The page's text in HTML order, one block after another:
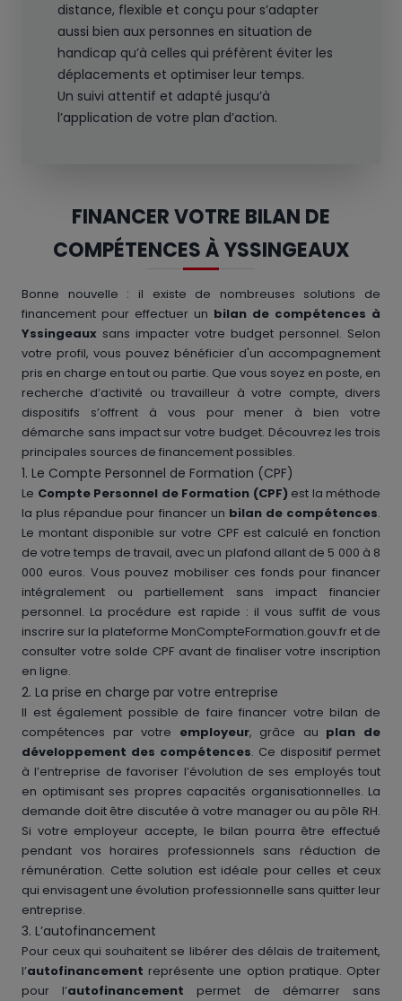
distance, flexible et conçu pour s’adapter
aussi bien aux personnes en situation de
handicap qu’à celles qui préfèrent éviter les
déplacements et optimiser leur temps.
Un suivi attentif et adapté jusqu’à
l’application de votre plan d’action.
FINANCER VOTRE BILAN DE
COMPÉTENCES À YSSINGEAUX
Bonne nouvelle : il existe de nombreuses solutions de
financement pour effectuer un bilan de compétences à
Yssingeaux sans impacter votre budget personnel. Selon
votre profil, vous pouvez bénéficier d'un accompagnement
pris en charge en tout ou partie. Que vous soyez en poste, en
recherche d’activité ou travailleur à votre compte, divers
dispositifs s’offrent à vous pour mener à bien votre
démarche sans impact sur votre budget. Découvrez les trois
principales sources de financement possibles.
1. Le Compte Personnel de Formation (CPF)
Le Compte Personnel de Formation (CPF)est la méthode
la plus répandue pour financer un bilan de compétences.
Le montant disponible sur votre CPF est calculé en fonction
de votre temps de travail, avec un plafond allant de 5 000 à 8
000 euros. Vous pouvez mobiliser ces fonds pour financer
intégralement ou partiellement sans impact financier
personnel. La procédure est rapide : il vous suffit de vous
inscrire sur la plateforme MonCompteFormation.gouv.fr et de
consulter votre solde CPF avant de finaliser votre inscription
en ligne.
2. La prise en charge par votre entreprise
Il est également possible de faire financer votre bilan de
compétences par votre employeur, grâce au plan de
développement des compétences. Ce dispositif permet
à l’entreprise de favoriser l’évolution de ses employés tout
en optimisant ses propres capacités organisationnelles. La
demande doit être discutée à votre manager ou au pôle RH.
Si votre employeur accepte, le bilan pourra être effectué
pendant vos horaires professionnels sans réduction de
rémunération. Cette solution est idéale pour celles et ceux
qui envisagent une évolution professionnelle sans quitter leur
entreprise.
3. L’autofinancement
Pour ceux qui souhaitent se libérer des délais de traitement,
l’autofinancement représente une option pratique. Opter
pour l’autofinancement permet de démarrer sans